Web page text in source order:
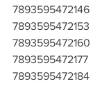
7893595472146
7893595472153
7893595472160
7893595472177
7893595472184